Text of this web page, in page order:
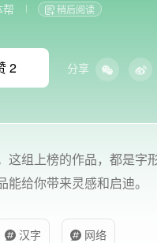
帮 稍后阅读
2 分享
组上榜的作品，都是字
给你带来灵感和启迪。
汉字 网络